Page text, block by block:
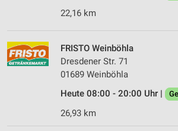
22,16 km
FRISTO Weinböhla
Dresdener Str. 71
01689 Weinböhla
Heute 08:00 - 20:00 Uhr |
26,93 km
Speichern von oder Zugriff auf
Verwendung reduzierter Daten zur
Werbeanzeigen
Erstellung von Profilen für personalisierte